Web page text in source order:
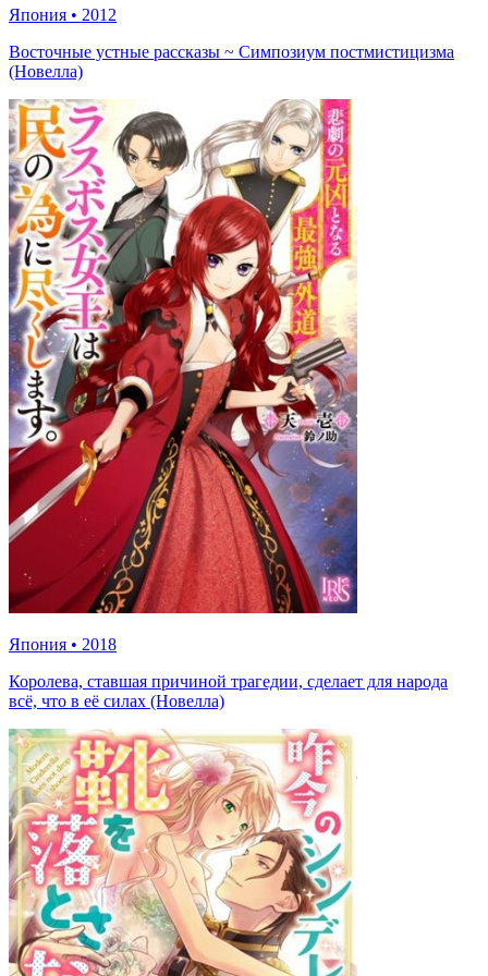
Япония • 2012
Восточные устные рассказы ~ Симпозиум постмистицизма
(Новелла)
Япония • 2018
Королева, ставшая причиной трагедии, сделает для народа
всё, что в её силах (Новелла)